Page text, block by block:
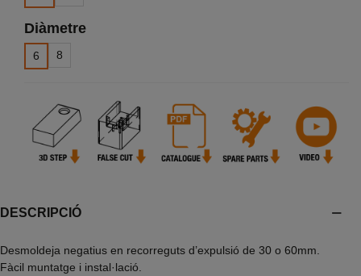
Diàmetre
6 8
DESCRIPCIÓ
Desmoldeja negatius en recorreguts d’expulsió de 30 o 60mm.
Fàcil muntatge i instal·lació.